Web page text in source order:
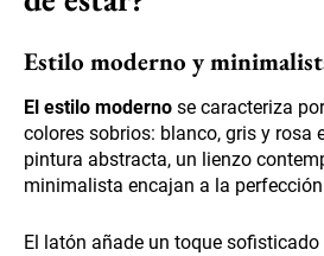
Estilo moderno y
El estilo moderno se caracteriza
colores sobrios: blanco, gris y rosa
pintura abstracta, un lienzo
minimalista encajan a la
El latón añade un toque